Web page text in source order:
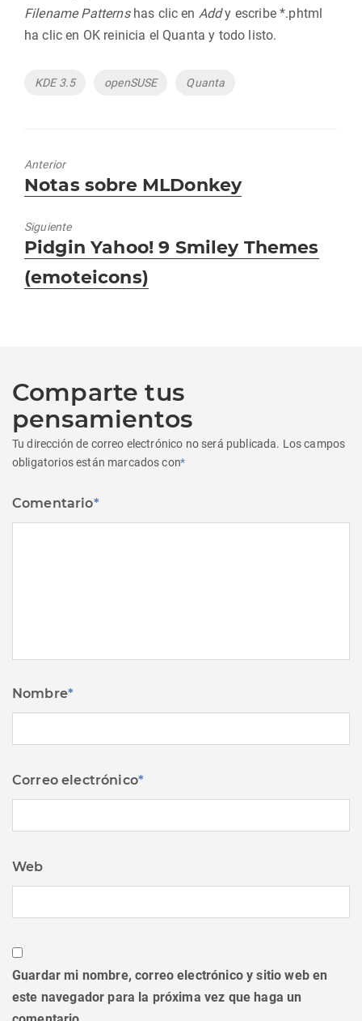
Filename Patternshas clic en Addy escribe *.phtml
ha clic en OK reinicia el Quanta y todo listo.
Etiquetas
KDE 3.5 openSUSE Quanta
Anterior
Entrada
anterior:
Notas sobre MLDonkey
Siguiente
Entrada
siguiente:
Pidgin Yahoo! 9 Smiley Themes
(emoteicons)
Comparte tus
pensamientos
Tu dirección de correo electrónico no será publicada. Los campos
obligatorios están marcados con*
Comentario*
Nombre*
Correo electrónico*
Web
Guardar mi nombre, correo electrónico y sitio web en
este navegador para la próxima vez que haga un